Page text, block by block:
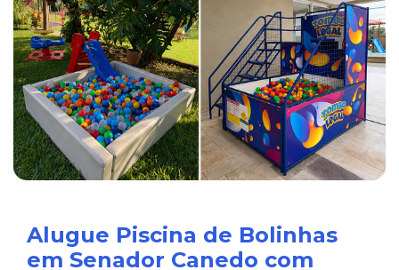
Alugue Piscina de Bolinhas
em Senador Canedo com